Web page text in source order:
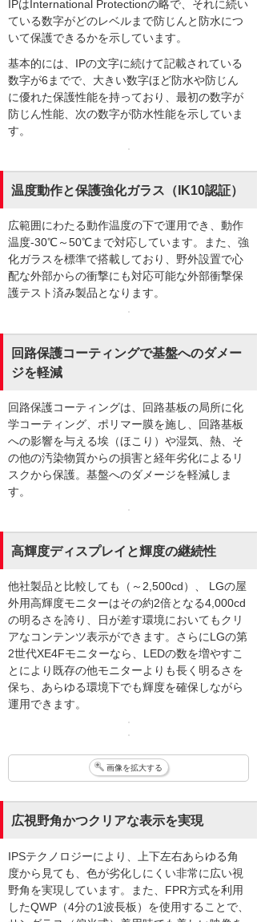
IPはInternational Protectionの略で、それに続い
ている数字がどのレベルまで防じんと防水につ
いて保護できるかを示しています。
基本的には、IPの文字に続けて記載されている
数字が6までで、大きい数字ほど防水や防じん
に優れた保護性能を持っており、最初の数字が
防じん性能、次の数字が防水性能を示していま
す。
温度動作と保護強化ガラス（IK10認証）
広範囲にわたる動作温度の下で運用でき、動作
温度-30℃～50℃まで対応しています。また、強
化ガラスを標準で搭載しており、野外設置で心
配な外部からの衝撃にも対応可能な外部衝撃保
護テスト済み製品となります。
回路保護コーティングで基盤へのダメー
ジを軽減
回路保護コーティングは、回路基板の局所に化
学コーティング、ポリマー膜を施し、回路基板
への影響を与える埃（ほこり）や湿気、熱、そ
の他の汚染物質からの損害と経年劣化によるリ
スクから保護。基盤へのダメージを軽減しま
す。
高輝度ディスプレイと輝度の継続性
他社製品と比較しても（～2,500cd）、 LGの屋
外用高輝度モニターはその約2倍となる4,000cd
の明るさを誇り、日が差す環境においてもクリ
アなコンテンツ表示ができます。さらにLGの第
2世代XE4Fモニターなら、LEDの数を増やすこ
とにより既存の他モニターよりも長く明るさを
保ち、あらゆる環境下でも輝度を確保しながら
運用できます。
画像を拡大する
広視野角かつクリアな表示を実現
IPSテクノロジーにより、上下左右あらゆる角
度から見ても、色が劣化しにくい非常に広い視
野角を実現しています。また、FPR方式を利用
したQWP（4分の1波長板）を使用することで、